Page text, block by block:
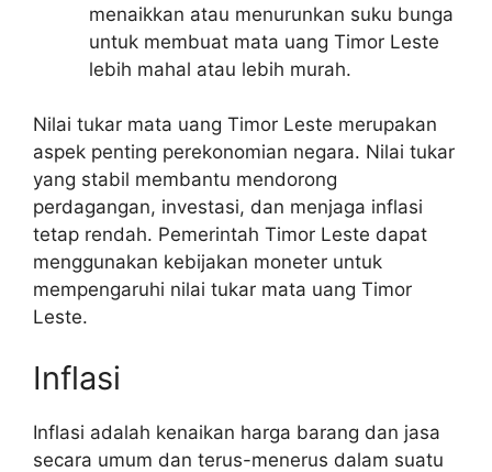
menaikkan atau menurunkan suku bunga
untuk membuat mata uang Timor Leste
lebih mahal atau lebih murah.
Nilai tukar mata uang Timor Leste merupakan
aspek penting perekonomian negara. Nilai tukar
yang stabil membantu mendorong
perdagangan, investasi, dan menjaga inflasi
tetap rendah. Pemerintah Timor Leste dapat
menggunakan kebijakan moneter untuk
mempengaruhi nilai tukar mata uang Timor
Leste.
Inflasi
Inflasi adalah kenaikan harga barang dan jasa
secara umum dan terus-menerus dalam suatu